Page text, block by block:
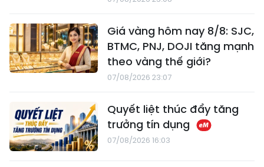
Giá vàng hôm nay 8/8: SJC,
BTMC, PNJ, DOJI tăng mạnh
theo vàng thế giới?
07/08/2026 23:07
Quyết liệt thúc đẩy tăng
trưởng tín dụng
07/08/2026 16:03